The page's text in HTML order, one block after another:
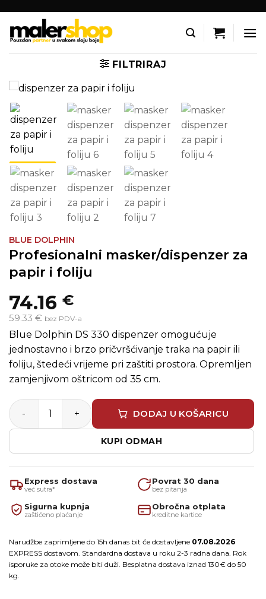
content
FILTRIRAJ
BLUE DOLPHIN
Profesionalni masker/dispenzer za
papir i foliju
74.16 €
59.33 € bez PDV-a
Blue Dolphin DS 330 dispenzer omogućuje
jednostavno i brzo pričvršćivanje traka na papir ili
foliju, štedeći vrijeme pri zaštiti prostora. Opremljen
zamjenjivom oštricom od 35 cm.
Profesionalni masker/dispenzer za papir i foliju količina
DODAJ U KOŠARICU
KUPI ODMAH
Express dostava
već sutra*
Povrat 30 dana
bez pitanja
Sigurna kupnja
zaštićeno plaćanje
Obročna otplata
kreditne kartice
Narudžbe zaprimljene do 15h danas bit će dostavljene 07.08.2026
EXPRESS dostavom. Standardna dostava u roku 2-3 radna dana. Rok
isporuke za otoke može biti duži. Besplatna dostava iznad 130€ do 50
kg.